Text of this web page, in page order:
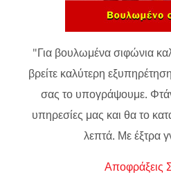
"Για βουλωμένα σιφώνια
βρείτε καλύτερη
σας το υπογράψουμε.
υπηρεσίες μας και θα το
λεπτά. Με έξτρα
Αποφράξεις